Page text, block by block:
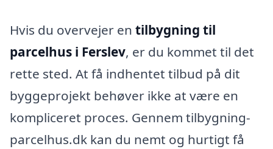
Hvis du overvejer en tilbygning til
parcelhus i Ferslev, er du kommet til det
rette sted. At få indhentet tilbud på dit
byggeprojekt behøver ikke at være en
kompliceret proces. Gennem tilbygning-
parcelhus.dk kan du nemt og hurtigt få